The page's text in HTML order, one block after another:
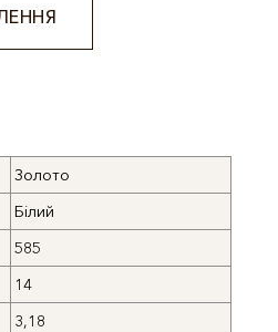
Золото
Білий
585
14
3,18